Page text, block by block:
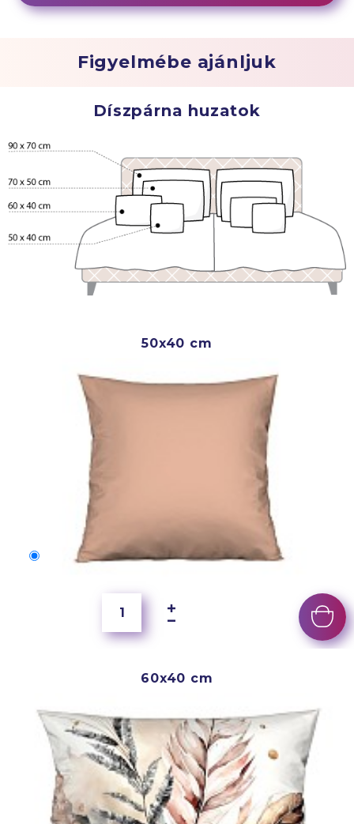
Figyelmébe ajánljuk
Díszpárna huzatok
50x40 cm
50x40 cm
60x40 cm